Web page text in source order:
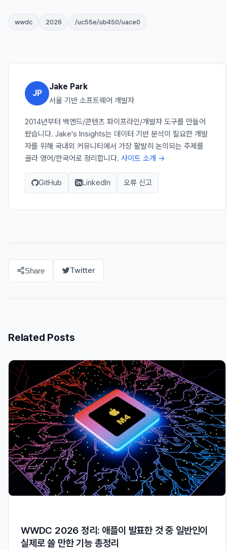
wwdc 2026 /uc55e/ub450/uace0
JP
Jake Park
서울 기반 소프트웨어 개발자
2014년부터 백엔드/콘텐츠 파이프라인/개발자 도구를 만들어
왔습니다. Jake's Insights는 데이터 기반 분석이 필요한 개발
자를 위해 국내외 커뮤니티에서 가장 활발히 논의되는 주제를
골라 영어/한국어로 정리합니다. 사이트 소개 →
GitHub LinkedIn 오류 신고
Share Twitter
Related Posts
WWDC 2026 정리: 애플이 발표한 것 중 일반인이
실제로 쓸 만한 기능 총정리